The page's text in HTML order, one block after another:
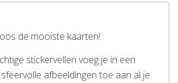
de mooiste kaarten!
stickervellen voeg je in een
afbeeldingen toe aan al je